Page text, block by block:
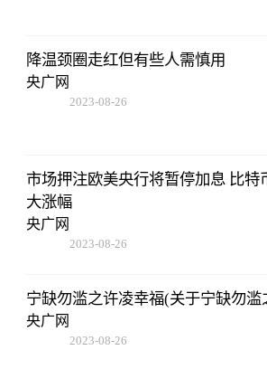
降温颈圈走红但有些人需慎用
央广网
2023-08-26
市场押注欧美央行将暂停加息 比特
大涨幅
央广网
2023-08-26
宁缺勿滥之许凌幸福(关于宁缺勿滥
央广网
2023-08-26